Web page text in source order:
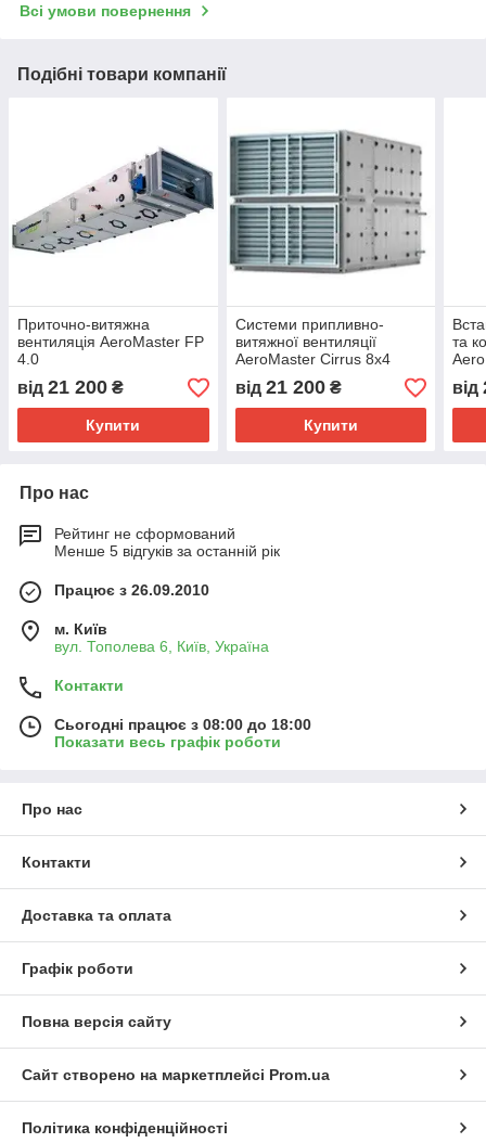
Всі умови повернення
Подібні товари компанії
Приточно-витяжна
вентиляція AeroMaster FP
4.0
від 21 200 ₴
Купити
Системи припливно-
витяжної вентиляції
AeroMaster Cirrus 8x4
від 21 200₴
Купити
та
від
Про нас
Рейтинг не сформований
Менше 5 відгуків за останній рік
Працює з 26.09.2010
м. Київ
вул. Тополева 6, Київ, Україна
Контакти
Сьогодні працює з 08:00 до 18:00
Показати весь графік роботи
Про нас
Контакти
Доставка та оплата
Графік роботи
Повна версія сайту
Сайт створено на маркетплейсі Prom.ua
Політика конфіденційності